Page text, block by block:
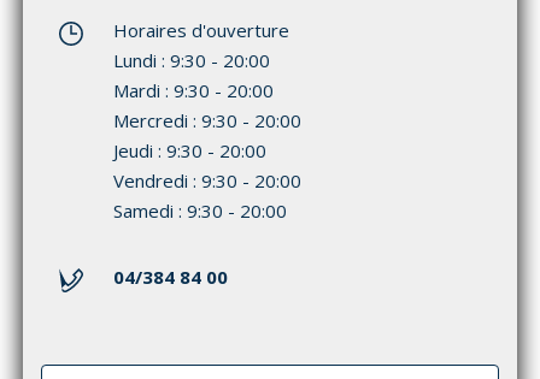
Horaires d'ouverture
Lundi : 9:30 - 20:00
Mardi : 9:30 - 20:00
Mercredi : 9:30 - 20:00
Jeudi : 9:30 - 20:00
Vendredi : 9:30 - 20:00
Samedi : 9:30 - 20:00
04/384 84 00